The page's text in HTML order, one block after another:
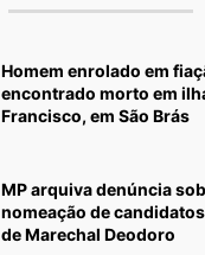
Homem enrolado em
encontrado morto em
Francisco, em São Brás
MP arquiva denúncia
nomeação de
de Marechal Deodoro